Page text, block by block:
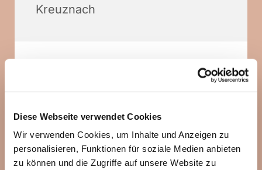
Diese Webseite verwendet Cookies
Wir verwenden Cookies, um Inhalte und Anzeigen zu
personalisieren, Funktionen für soziale Medien anbieten
zu können und die Zugriffe auf unsere Website zu
Kreuznach